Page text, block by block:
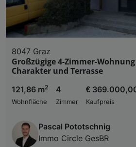
8047 Graz
Großzügige 4-Zimmer-
Charakter und Terrasse
121,86 m2
Wohnfläche
4
Zimmer
€
Kaufpreis
Pascal Pototschnig
Immo Circle GesBR